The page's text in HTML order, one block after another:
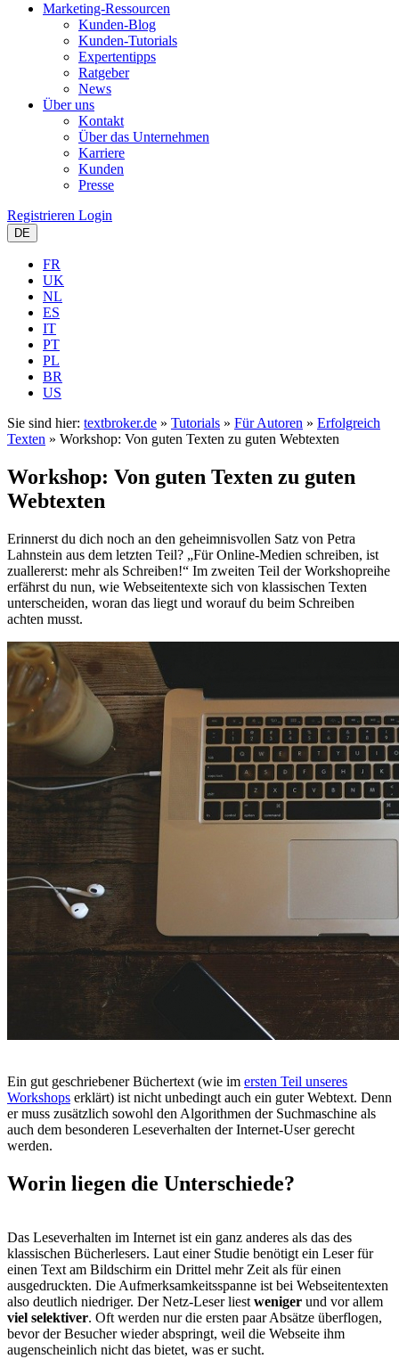
Marketing-Ressourcen
Kunden-Blog
Kunden-Tutorials
Expertentipps
Ratgeber
News
Über uns
Kontakt
Über das Unternehmen
Karriere
Kunden
Presse
Registrieren Login
DE
FR
UK
NL
ES
IT
PT
PL
BR
US
Sie sind hier: textbroker.de » Tutorials » Für Autoren » Erfolgreich
Texten » Workshop: Von guten Texten zu guten Webtexten
Workshop: Von guten Texten zu guten
Webtexten
Erinnerst du dich noch an den geheimnisvollen Satz von Petra
Lahnstein aus dem letzten Teil? „Für Online-Medien schreiben, ist
zuallererst: mehr als Schreiben!“ Im zweiten Teil der Workshopreihe
erfährst du nun, wie Webseitentexte sich von klassischen Texten
unterscheiden, woran das liegt und worauf du beim Schreiben
achten musst.
Ein gut geschriebener Büchertext (wie im ersten Teil unseres
Workshops erklärt) ist nicht unbedingt auch ein guter Webtext. Denn
er muss zusätzlich sowohl den Algorithmen der Suchmaschine als
auch dem besonderen Leseverhalten der Internet-User gerecht
werden.
Worin liegen die Unterschiede?
Das Leseverhalten im Internet ist ein ganz anderes als das des
klassischen Bücherlesers. Laut einer Studie benötigt ein Leser für
einen Text am Bildschirm ein Drittel mehr Zeit als für einen
ausgedruckten. Die Aufmerksamkeitsspanne ist bei Webseitentexten
also deutlich niedriger. Der Netz-Leser liest weniger und vor allem
viel selektiver. Oft werden nur die ersten paar Absätze überflogen,
bevor der Besucher wieder abspringt, weil die Webseite ihm
augenscheinlich nicht das bietet, was er sucht.